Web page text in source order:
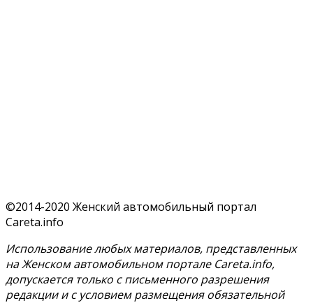
©2014-2020 Женский автомобильный портал
Careta.info
Использование любых материалов, представленных
на Женском автомобильном портале Careta.info,
допускается только с письменного разрешения
редакции и с условием размещения обязательной